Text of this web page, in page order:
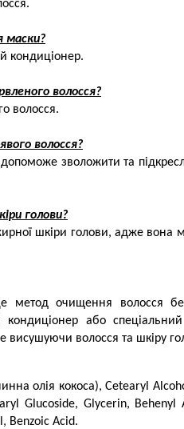
маски?
кондиціонер.
волосся?
волосся.
волосся?
зволожити та
голови?
шкіри голови, адже вона
метод очищення волосся
кондиціонер або
висушуючи волосся та шкіру
олія кокоса), Cetearyl
Glucoside, Glycerin, Behenyl
Benzoic Acid.